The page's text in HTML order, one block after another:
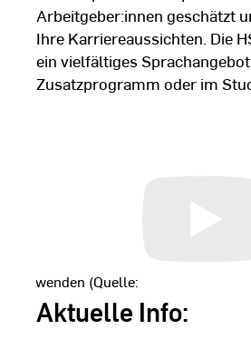
Arbeitgeber:innen geschätzt
Ihre Karriereaussichten. Die
ein vielfältiges
Zusatzprogramm oder im
verwenden (Quelle:
), klicken Sie bitte
möchten Sie darauf
Aktuelle Info: